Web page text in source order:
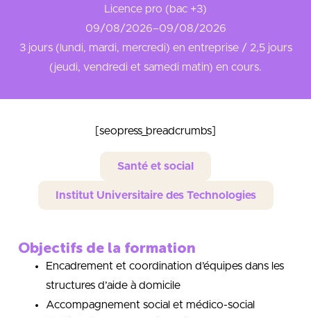
Licence pro (bac +3)
09/08/2026–09/08/2026
3 jours (lundi, mardi, mercredi) en entreprise / 2,5 jours
(jeudi, vendredi et samedi matin) en cours.
[seopress_breadcrumbs]
Santé et social
Institut Universitaire des Technologies
Objectifs de la formation
Encadrement et coordination d’équipes dans les
structures d’aide à domicile
Accompagnement social et médico-social